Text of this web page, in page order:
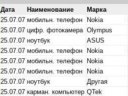
Дата Наименование Марка
25.07.07 мобильн. телефон Nokia
25.07.07 цифр. фотокамера Olympus
25.07.07 ноутбук ASUS
25.07.07 мобильн. телефон Nokia
25.07.07 мобильн. телефон Nokia
25.07.07 мобильн. телефон Nokia
25.07.07 ноутбук Другая
25.07.07 карман. компьютер QTek